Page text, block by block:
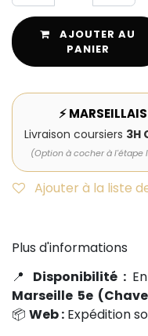
AJOUTER AU
PANIER
⚡
Livraison coursiers 3H
(Option à cocher à l'étape
Ajouter à la liste
Plus d'informations
📍 Disponibilité :
Marseille 5e
📦 Web : Expédition